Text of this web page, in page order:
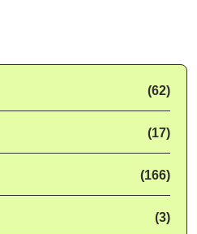
(62)
(17)
(166)
(3)